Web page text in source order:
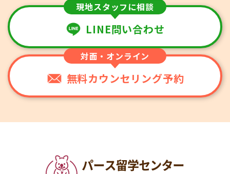
現地スタッフに相談
LINE問い合わせ
対面・オンライン
無料カウンセリング予約